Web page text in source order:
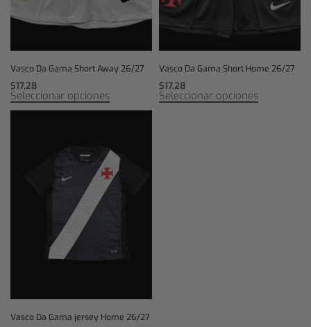
Vasco Da Gama Short Away 26/27
$17,28
Seleccionar opciones
Vasco Da Gama Short Home 26/27
$17,28
Seleccionar opciones
Vasco Da Gama jersey Home 26/27